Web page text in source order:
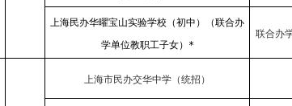
上海民办华曜宝山实验学校（初中）（联合办
学单位教职工子女）*
联合办
上海市民办交华中学（统招）